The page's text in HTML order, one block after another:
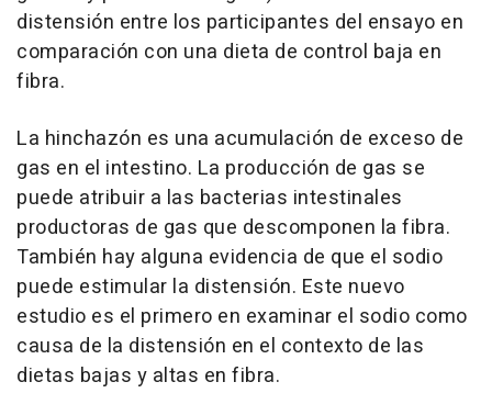
distensión entre los participantes del ensayo en
comparación con una dieta de control baja en
fibra.
La hinchazón es una acumulación de exceso de
gas en el intestino. La producción de gas se
puede atribuir a las bacterias intestinales
productoras de gas que descomponen la fibra.
También hay alguna evidencia de que el sodio
puede estimular la distensión. Este nuevo
estudio es el primero en examinar el sodio como
causa de la distensión en el contexto de las
dietas bajas y altas en fibra.